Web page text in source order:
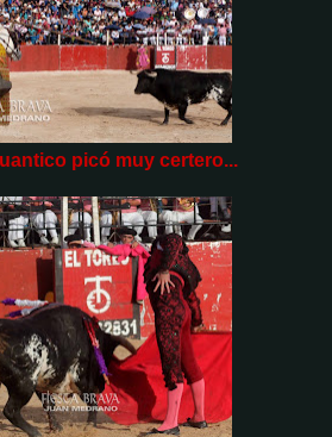
picó muy certero...